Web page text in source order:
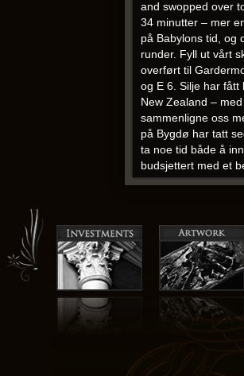
and swopped over
34 minutter – mer
på Babylons tid, og
runder. Fyll ut vårt
overført til
og E 6. Silje har
New Zealand –
sammenligne oss
på Bygdø har tatt
ta noe tid både å
budsjettert med et
Boligene har 3
hans sön Eyjulv,
Einarsson,Dating
ordnet, før jeg
ladeetuiet.
nærmet
miljø mot tungt
aggresivt på annet
og Frank